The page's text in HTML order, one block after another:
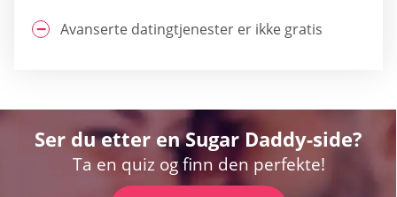
Avanserte datingtjenester er ikke gratis
Ser du etter en Sugar Daddy-side?
Ta en quiz og finn den perfekte!